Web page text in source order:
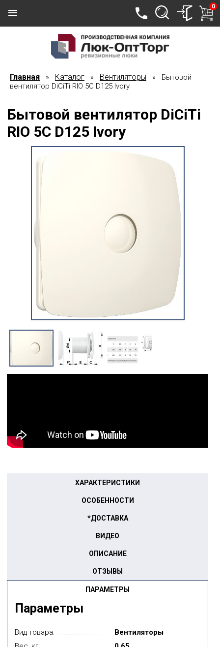
0
Главная » Каталог » Вентиляторы » Бытовой
вентилятор DiCiTi RIO 5C D125 Ivory
Бытовой вентилятор DiCiTi
RIO 5C D125 Ivory
ПАРАМЕТРЫ
ХАРАКТЕРИСТИКИ
ОСОБЕННОСТИ
*ДОСТАВКА
ВИДЕО
ОПИСАНИЕ
ОТЗЫВЫ
Параметры
Вид товара:
Вентиляторы